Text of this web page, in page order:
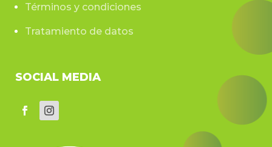
Términos y condiciones
Tratamiento de datos
SOCIAL MEDIA